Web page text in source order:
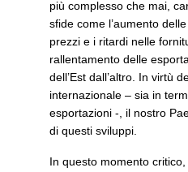
più complesso che mai,
sfide come l’aumento
prezzi e i ritardi nelle
rallentamento delle
dell’Est dall’altro. In virtù
internazionale – sia in
esportazioni -, il nostro
di questi sviluppi.
In questo momento